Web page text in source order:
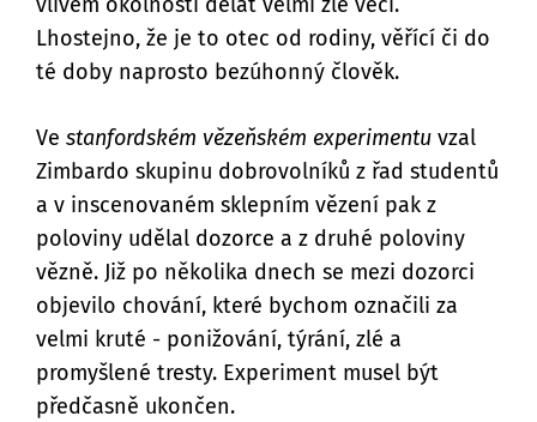
Lhostejno, že je to otec od rodiny, věřící či do
té doby naprosto bezúhonný člověk.
Ve stanfordském vězeňském experimentu vzal
Zimbardo skupinu dobrovolníků z řad studentů
a v inscenovaném sklepním vězení pak z
poloviny udělal dozorce a z druhé poloviny
vězně. Již po několika dnech se mezi dozorci
objevilo chování, které bychom označili za
velmi kruté - ponižování, týrání, zlé a
promyšlené tresty. Experiment musel být
předčasně ukončen.